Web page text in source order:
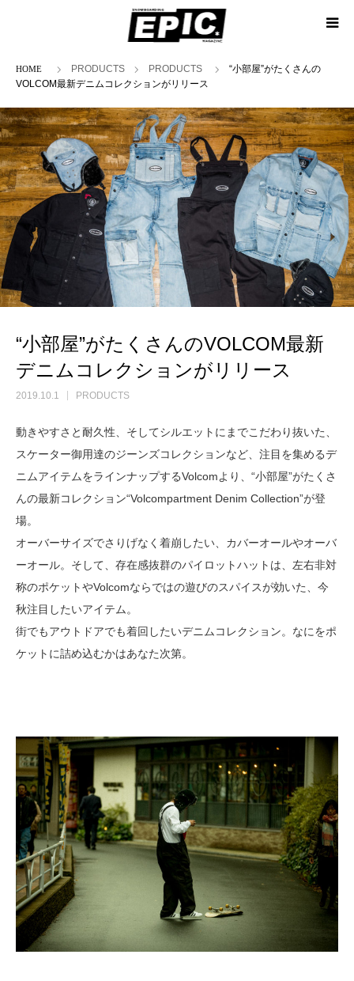
ホームPRODUCTS PRODUCTS
“小部屋”がたくさんの
VOLCOM最新デニムコレクションがリリース
“小部屋”がたくさんのVOLCOM最新
デニムコレクションがリリース
2019.10.1 PRODUCTS
動きやすさと耐久性、そしてシルエットにまでこだわり抜いた、
スケーター御用達のジーンズコレクションなど、注目を集めるデ
ニムアイテムをラインナップするVolcomより、“小部屋”がたくさ
んの最新コレクション“Volcompartment Denim Collection”が登
場。
オーバーサイズでさりげなく着崩したい、カバーオールやオーバ
ーオール。そして、存在感抜群のパイロットハットは、左右非対
称のポケットやVolcomならではの遊びのスパイスが効いた、今
秋注目したいアイテム。
街でもアウトドアでも着回したいデニムコレクション。なにをポ
ケットに詰め込むかはあなた次第。